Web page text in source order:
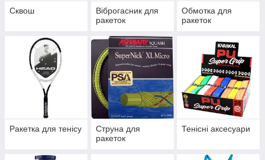
Сквош
Віброгасник для
ракеток
Обмотка для
ракеток
Ракетка для тенісу
Струна для
ракеток
Тенісні аксесуари